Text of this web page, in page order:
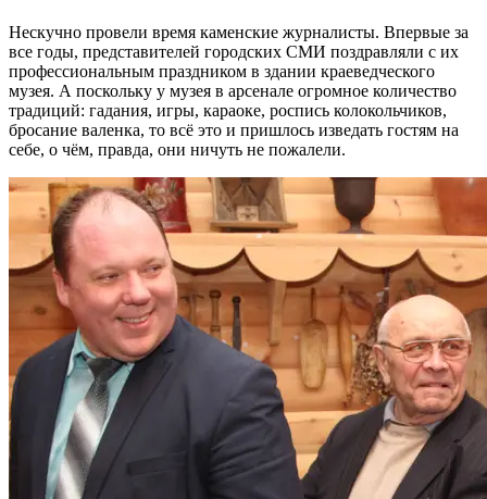
Нескучно провели время каменские журналисты. Впервые за
все годы, представителей городских СМИ поздравляли с их
профессиональным праздником в здании краеведческого
музея. А поскольку у музея в арсенале огромное количество
традиций: гадания, игры, караоке, роспись колокольчиков,
бросание валенка, то всё это и пришлось изведать гостям на
себе, о чём, правда, они ничуть не пожалели.